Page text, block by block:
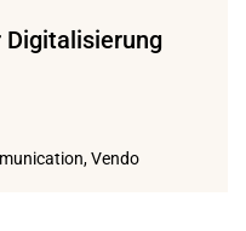
Digitalisierung
Vendo